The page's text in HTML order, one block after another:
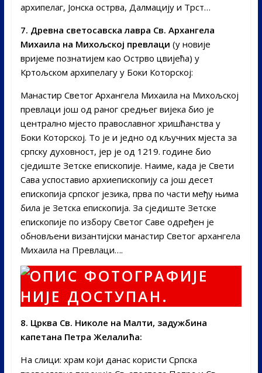
архипелаг, Јонска острва, Далмацију и Трст…
7. Древна светосавска лавра Св. Архангела
Михаила на Михољској превлаци (у новије
вријеме познатијем као Острво цвијећа) у
Кртољском архипелагу у Боки Которској:
Манастир Светог Архангела Михаила на Михољској
превлаци још од раног средњег вијека био је
централно мјесто православног хришћанства у
Боки Которској. То је и једно од кључних мјеста за
српску духовност, јер је од 1219. године био
сједиште Зетске епископије. Наиме, када је Свети
Сава успоставио архиепископију са још десет
епископија српског језика, прва по части међу њима
била је Зетска епископија. За сједиште Зетске
епископије по избору Светог Саве одређен је
обновљени византијски манастир Светог архангела
Михаила на Превлаци….
8. Црква Св. Николе на Малти, задужбина
капетана Петра Желалића:
На слици: храм који данас користи Српска